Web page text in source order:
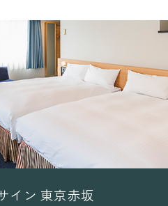
イン 東京赤坂